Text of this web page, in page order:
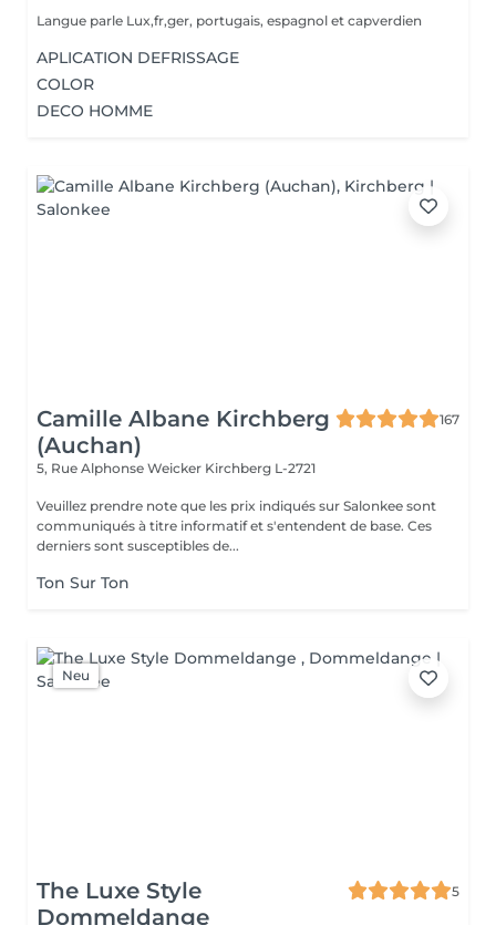
Langue parle Lux,fr,ger, portugais, espagnol et capverdien
APLICATION DEFRISSAGE
COLOR
DECO HOMME
Camille Albane Kirchberg
(Auchan)
167
5, Rue Alphonse Weicker Kirchberg L-2721
Veuillez prendre note que les prix indiqués sur Salonkee sont
communiqués à titre informatif et s'entendent de base. Ces
derniers sont susceptibles de...
Ton Sur Ton
Neu
The Luxe Style
Dommeldange
5